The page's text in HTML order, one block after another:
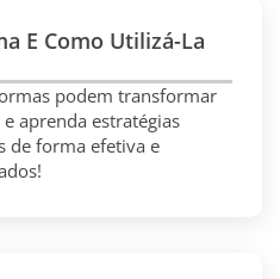
E Como Utilizá-La
podem transformar
aprenda estratégias
de forma efetiva e